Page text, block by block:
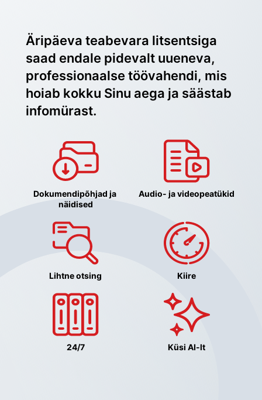
Äripäeva teabevara litsentsiga
saad endale pidevalt uueneva,
professionaalse töövahendi, mis
hoiab kokku Sinu aega ja säästab
infomürast.
Dokumendipõhjad ja
näidised
Audio- ja videopeatükid
Lihtne otsing Kiire
24/7 Küsi AI-lt